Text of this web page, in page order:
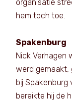
organisatie
hem toch toe.
Spakenburg
Nick Verhagen
werd gemaakt,
bij Spakenburg
bereikte hij de